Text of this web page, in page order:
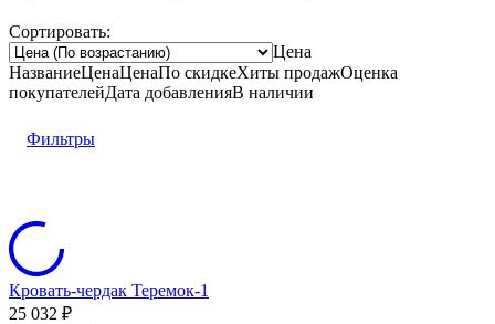
Сортировать:
Цена
НазваниеЦенаЦенаПо скидкеХиты продажОценка
покупателейДата добавленияВ наличии
Фильтры
Кровать-чердак Теремок-1
25 032 ₽